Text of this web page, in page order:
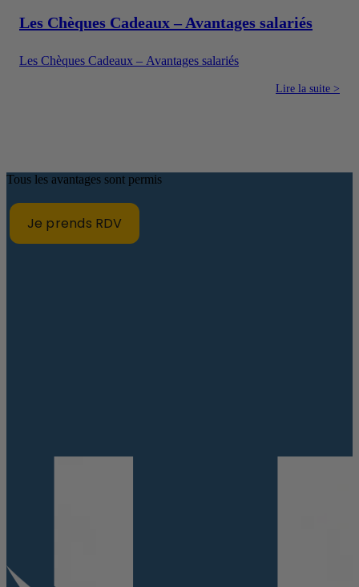
en argent.
Les Chèques Cadeaux – Avantages salariés
Les Chèques Cadeaux – Avantages salariés
Lire la suite >
Tous les avantages sont permis
Je prends RDV